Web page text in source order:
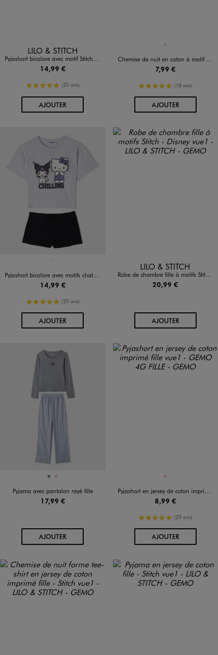
Disponible en 1 coloris
LILO & STITCH
Pyjashort bicolore avec motif Stitch fille - Disney
14,99 €
5/5 de moyenne
(20 avis)
AJOUTERAU PANIER
Chemise de nuit en coton à motif exotiques fille
7,99 €
5/5 de moyenne
(18 avis)
AJOUTERAU PANIER
Pyjashort bicolore avec motifs chats fille - Hello Kitty
14,99 €
5/5 de moyenne
(20 avis)
AJOUTERAU PANIER
Disponible en 1 coloris
LILO & STITCH
Robe de chambre fille à motifs Stitch - Disney
20,99 €
AJOUTERAU PANIER
Disponible en 2 coloris
GRISROSE
Pyjama avec pantalon rayé fille
17,99 €
AJOUTERAU PANIER
Disponible en 1 coloris
ROSE
Pyjashort en jersey de coton imprimé fille
8,99 €
5/5 de moyenne
(29 avis)
AJOUTERAU PANIER